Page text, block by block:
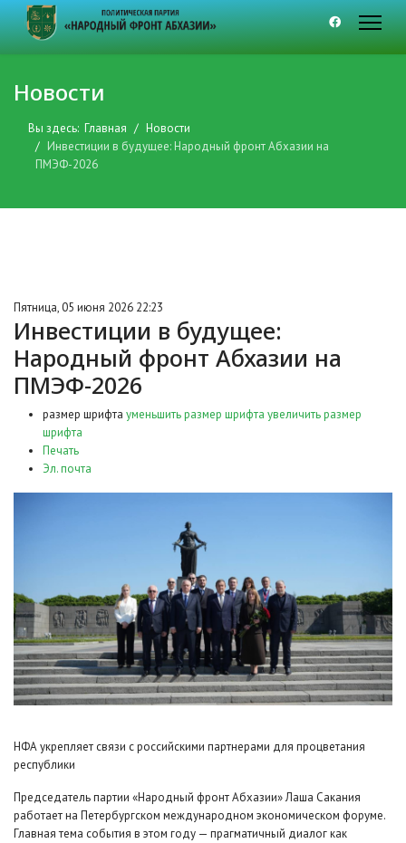
Новости
Вы здесь: Главная
Новости
Инвестиции в будущее: Народный фронт Абхазии на
ПМЭФ-2026
Пятница, 05 июня 2026 22:23
Инвестиции в будущее:
Народный фронт Абхазии на
ПМЭФ-2026
размер шрифта уменьшить размер шрифта увеличить размер
шрифта
Печать
Эл. почта
НФА укрепляет связи с российскими партнерами для процветания
республики
Председатель партии «Народный фронт Абхазии» Лаша Сакания
работает на Петербургском международном экономическом форуме.
Главная тема события в этом году — прагматичный диалог как